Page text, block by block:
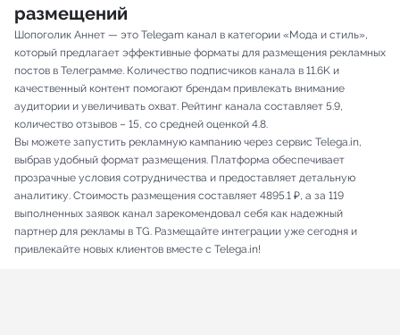
размещений
Шопоголик Аннет — это Telegam канал в категории «Мода и стиль»,
который предлагает эффективные форматы для размещения рекламных
постов в Телеграмме. Количество подписчиков канала в 11.6K и
качественный контент помогают брендам привлекать внимание
аудитории и увеличивать охват. Рейтинг канала составляет 5.9,
количество отзывов – 15, со средней оценкой 4.8.
Вы можете запустить рекламную кампанию через сервис Telega.in,
выбрав удобный формат размещения. Платформа обеспечивает
прозрачные условия сотрудничества и предоставляет детальную
аналитику. Стоимость размещения составляет 4895.1 ₽, а за 119
выполненных заявок канал зарекомендовал себя как надежный
партнер для рекламы в TG. Размещайте интеграции уже сегодня и
привлекайте новых клиентов вместе с Telega.in!